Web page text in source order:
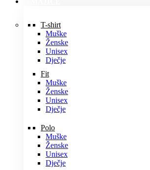
T-shirt
Muške
Ženske
Unisex
Dječje
Fit
Muške
Ženske
Unisex
Dječje
Polo
Muške
Ženske
Unisex
Dječje